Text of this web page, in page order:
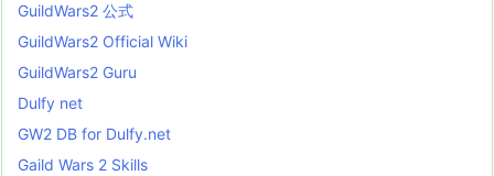
GuildWars2 公式
GuildWars2 Official Wiki
GuildWars2 Guru
Dulfy net
GW2 DB for Dulfy.net
Gaild Wars 2 Skills